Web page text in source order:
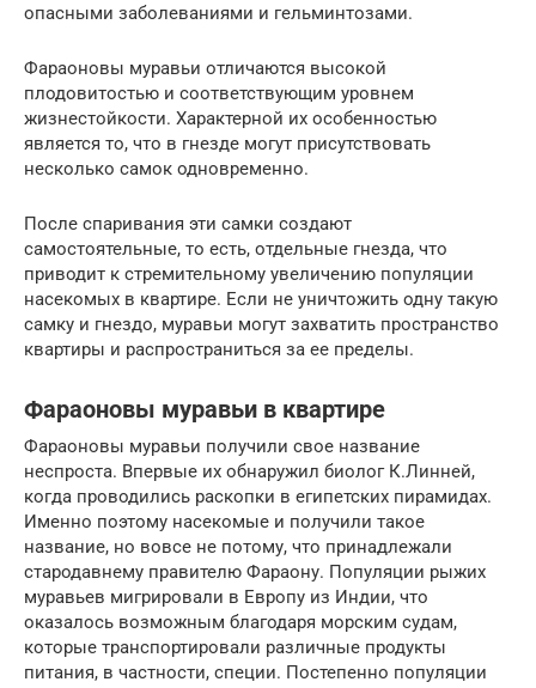
опасными заболеваниями и гельминтозами.
Фараоновы муравьи отличаются высокой
плодовитостью и соответствующим уровнем
жизнестойкости. Характерной их особенностью
является то, что в гнезде могут присутствовать
несколько самок одновременно.
После спаривания эти самки создают
самостоятельные, то есть, отдельные гнезда, что
приводит к стремительному увеличению популяции
насекомых в квартире. Если не уничтожить одну такую
самку и гнездо, муравьи могут захватить пространство
квартиры и распространиться за ее пределы.
Фараоновы муравьи в квартире
Фараоновы муравьи получили свое название
неспроста. Впервые их обнаружил биолог К.Линней,
когда проводились раскопки в египетских пирамидах.
Именно поэтому насекомые и получили такое
название, но вовсе не потому, что принадлежали
стародавнему правителю Фараону. Популяции рыжих
муравьев мигрировали в Европу из Индии, что
оказалось возможным благодаря морским судам,
которые транспортировали различные продукты
питания, в частности, специи. Постепенно популяции